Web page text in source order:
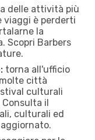
delle attività più
viaggi è perderti
la
Scopri Barbers
torna all'ufficio
città
culturali
il
culturali ed